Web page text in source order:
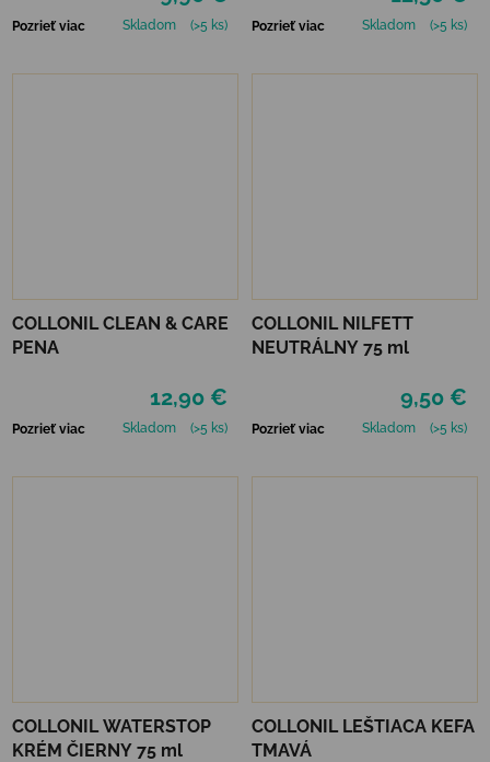
Pozrieť viac Skladom (>5 ks) Pozrieť viac Skladom (>5 ks)
COLLONIL CLEAN & CARE
PENA
12,90 €
Pozrieť viac Skladom (>5 ks)
COLLONIL NILFETT
NEUTRÁLNY 75 ml
9,50 €
Pozrieť viac Skladom (>5 ks)
COLLONIL WATERSTOP
KRÉM ČIERNY 75 ml
COLLONIL LEŠTIACA KEFA
TMAVÁ